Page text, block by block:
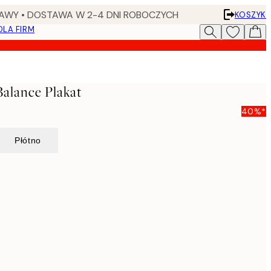
• DOSTAWA W 2-4 DNI ROBOCZYCH
KOSZYK
FIRM
Plakat
40%*
Płótno